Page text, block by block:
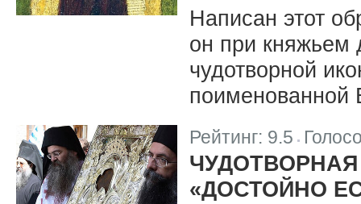
Написан этот
он при княжьем
чудотворной
поименованной
Рейтинг: 9.5
«ДОСТОЙНО